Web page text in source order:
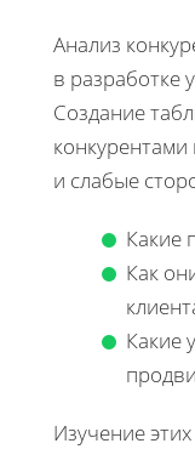
Анализ
в разработке
Создание
и слабые
Какие
Как
Какие
Изучение